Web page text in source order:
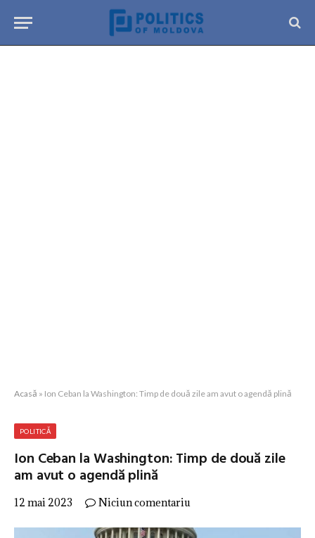
Acasă » Ion Ceban la Washington: Timp de două zile am avut o agendă plină
POLITICĂ
Ion Ceban la Washington: Timp de două zile
am avut o agendă plină
12 mai 2023 Niciun comentariu